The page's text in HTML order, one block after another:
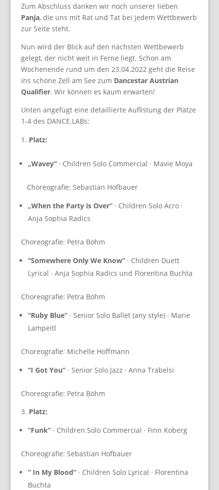
Zum Abschluss danken wir noch unserer lieben
Panja, die uns mit Rat und Tat bei jedem Wettbewerb
zur Seite steht.
Nun wird der Blick auf den nächsten Wettbewerb
gelegt, der nicht weit in Ferne liegt. Schon am
Wochenende rund um den 23.04.2022 geht die Reise
ins schöne Zell am See zum Dancestar Austrian
Qualifier. Wir können es kaum erwarten!
Unten angefügt eine detaillierte Auflistung der Plätze
1-4 des DANCE.LABs:
Platz:
„Wavey“· Children Solo Commercial · Mavie Moya
Choreografie: Sebastian Hofbauer
„When the Party is Over“· Children Solo Acro ·
Anja Sophia Radics
Choreografie: Petra Böhm
“Somewhere Only We Know”· Children Duett
Lyrical · Anja Sophia Radics und Florentina Buchta
Choreografie: Petra Böhm
“Ruby Blue”· Senior Solo Ballet (any style) · Marie
Lampeitl
Choreografie: Michelle Hoffmann
“I Got You”· Senior Solo Jazz · Anna Trabelsi
Choreografie: Petra Böhm
3. Platz:
“Funk”· Children Solo Commercial · Finn Koberg
Choreografie: Sebastian Hofbauer
“ In My Blood” · Children Solo Lyrical · Florentina
Buchta